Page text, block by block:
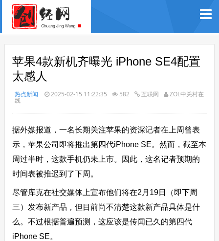
苹果4款新机齐曝光 iPhone SE4配置
太感人
热点新闻 2025-02-15 11:22:35 582 互联网 ZOL中关村在
线
据外媒报道，一名长期关注苹果的资深记者在上周曾表
示，苹果公司即将推出第四代iPhone SE。然而，截至本
周过半时，这款手机仍未上市。因此，这名记者预期的
时间表被推迟到了下周。
尽管库克在社交媒体上宣布他们将在2月19日（即下周
三）发布新产品，但目前尚不清楚这款新产品具体是什
么。不过根据普遍预测，这应该是传闻已久的第四代
iPhone SE。